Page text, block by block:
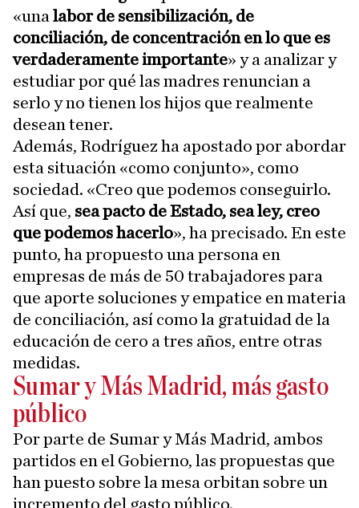
«una labor de sensibilización, de
conciliación, de concentración en lo que es
verdaderamente importante» y a analizar y
estudiar por qué las madres renuncian a
serlo y no tienen los hijos que realmente
desean tener.
Además, Rodríguez ha apostado por abordar
esta situación «como conjunto», como
sociedad. «Creo que podemos conseguirlo.
Así que, sea pacto de Estado, sea ley, creo
que podemos hacerlo», ha precisado. En este
punto, ha propuesto una persona en
empresas de más de 50 trabajadores para
que aporte soluciones y empatice en materia
de conciliación, así como la gratuidad de la
educación de cero a tres años, entre otras
medidas.
Sumar y Más Madrid, más gasto
público
Por parte de Sumar y Más Madrid, ambos
partidos en el Gobierno, las propuestas que
han puesto sobre la mesa orbitan sobre un
incremento del gasto público.